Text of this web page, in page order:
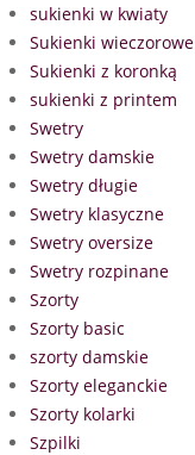
sukienki w kwiaty
Sukienki wieczorowe
Sukienki z koronką
sukienki z printem
Swetry
Swetry damskie
Swetry długie
Swetry klasyczne
Swetry oversize
Swetry rozpinane
Szorty
Szorty basic
szorty damskie
Szorty eleganckie
Szorty kolarki
Szpilki